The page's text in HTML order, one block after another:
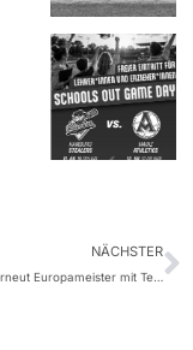
NÄCHSTER
Jon Düsing erneut Europameister mit Team Deutschland